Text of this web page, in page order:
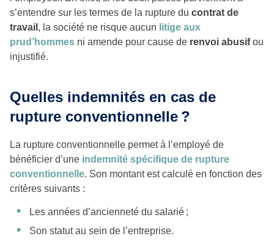
s’entendre sur les termes de la rupture du contrat de
travail , la société ne risque aucun litige aux
prud’hommes ni amende pour cause de renvoi abusifou
injustifié.
Quelles indemnités en cas de
rupture conventionnelle ?
La rupture conventionnelle permet à l’employé de
bénéficier d’une indemnité spécifique de rupture
conventionnelle. Son montant est calculé en fonction des
critères suivants :
Les années d’ancienneté du salarié ;
Son statut au sein de l’entreprise.